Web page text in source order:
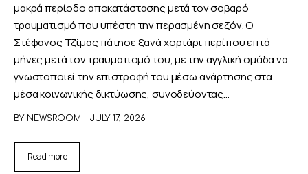
μακρά περίοδο αποκατάστασης μετά τον σοβαρό
τραυματισμό που υπέστη την περασμένη σεζόν. Ο
Στέφανος Τζίμας πάτησε ξανά χορτάρι περίπου επτά
μήνες μετά τον τραυματισμό του, με την αγγλική ομάδα να
γνωστοποιεί την επιστροφή του μέσω ανάρτησης στα
μέσα κοινωνικής δικτύωσης, συνοδεύοντας…
BY NEWSROOM JULY 17, 2026
Read more